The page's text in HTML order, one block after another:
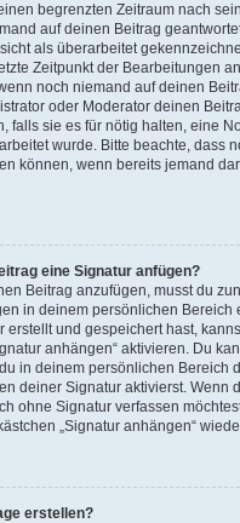
begrenzten Zeitraum nach
auf deinen Beitrag
als überarbeitet
Zeitpunkt der Bearbeitungen
noch niemand auf deinen
oder Moderator deinen
falls sie es für nötig halten, eine
wurde. Bitte beachte, dass
können, wenn bereits jemand
eine Signatur anfügen?
Beitrag anzufügen, musst du
in deinem persönlichen Bereich
erstellt und gespeichert hast,
anhängen“ aktivieren. Du
in deinem persönlichen Bereich
deiner Signatur aktivierst. Wenn
ohne Signatur verfassen
„Signatur anhängen“
erstellen?